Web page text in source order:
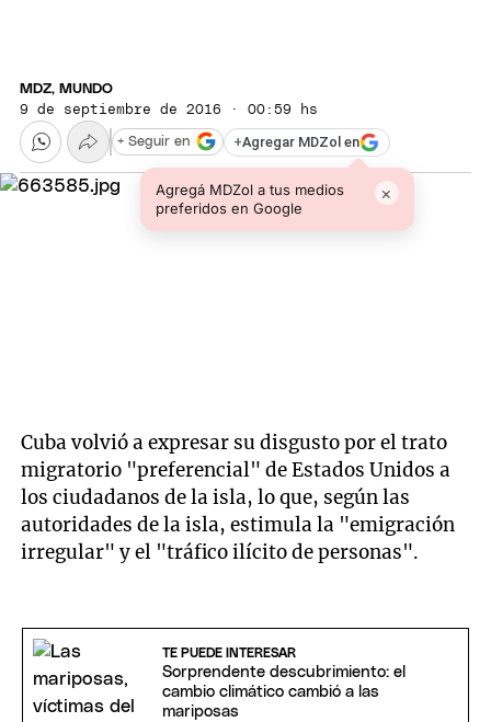
MDZ, MUNDO
9 de septiembre de 2016 · 00:59 hs
+Agregar MDZol en
Agregá MDZol a tus medios
preferidos en Google
×
+ Seguir en
Cuba volvió a expresar su disgusto por el trato
migratorio "preferencial" de Estados Unidos a
los ciudadanos de la isla, lo que, según las
autoridades de la isla, estimula la "emigración
irregular" y el "tráfico ilícito de personas".
TE PUEDE INTERESAR
Sorprendente descubrimiento: el
cambio climático cambió a las
mariposas